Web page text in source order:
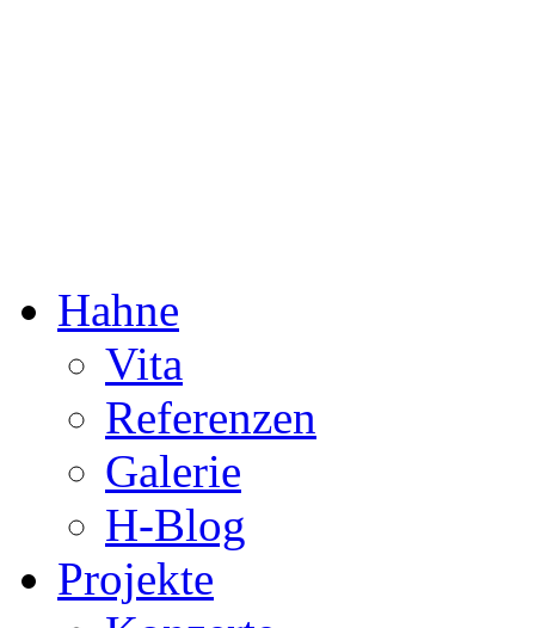
Hahne
Vita
Referenzen
Galerie
H-Blog
Projekte